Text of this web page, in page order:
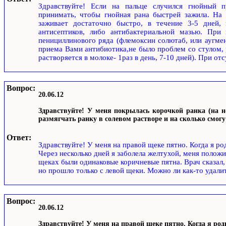
Здравствуйте! Если на пальце случился гнойный
принимать, чтобы гнойная рана быстрей зажила. На
заживает достаточно быстро, в течение 3-5
антисептиков, либо антибактериальной мазью.
пенициллинового ряда (флемоксин солютаб, или
приема Вами антибиотика,не было проблем со
растворяется в молоке- 1раз в день, 7-10 дней). При
Вопрос:
20.06.12
Здравствуйте! У меня покрылась корочкой ранка (на
размягчать ранку в солевом растворе и на сколько
Ответ:
Здравствуйте! У меня на правой щеке пятно. Когда я
Через несколько дней я заболела желтухой, меня
щеках были одинаковые коричневые пятна. Врач
но прошло только с левой щеки. Можно ли как-то
Вопрос:
20.06.12
Здравствуйте! У меня на правой щеке пятно. Когда я